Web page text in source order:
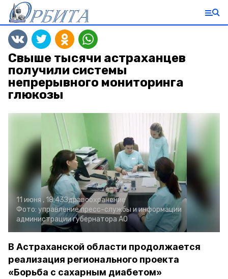
Свыше тысячи астраханцев
получили системы
непрерывного мониторинга
глюкозы
11 июня , 18:43Здравоохранение
Фото: управление пресс-службы и информации
администрации губернатора АО
В Астраханской области продолжается
реализация регионального проекта
«Борьба с сахарным диабетом»